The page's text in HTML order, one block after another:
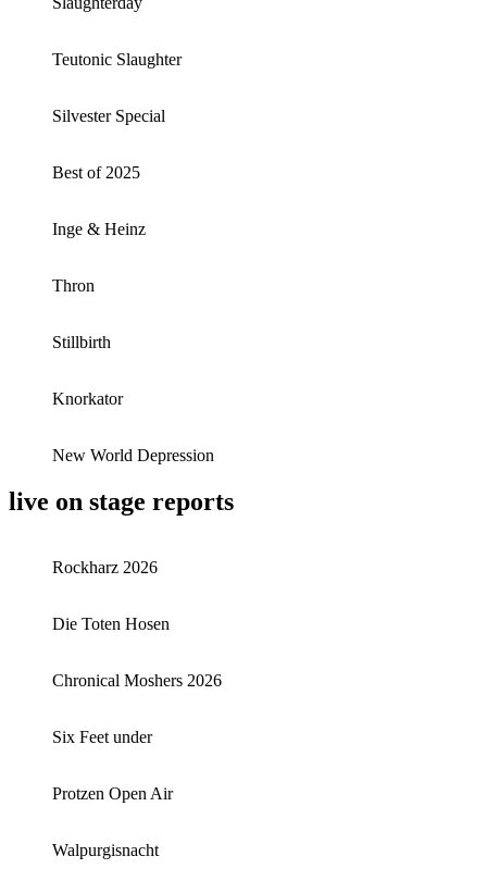
Teutonic Slaughter
Silvester Special
Best of 2025
Inge & Heinz
Thron
Stillbirth
Knorkator
New World Depression
live on stage reports
Rockharz 2026
Die Toten Hosen
Chronical Moshers 2026
Six Feet under
Protzen Open Air
Walpurgisnacht